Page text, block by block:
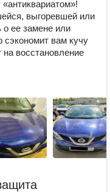
выгоревшей или
о ее замене или
сэкономит вам кучу
восстановление